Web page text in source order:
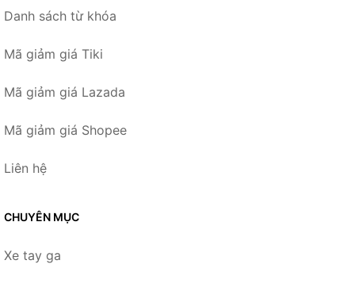
Danh sách từ khóa
Mã giảm giá Tiki
Mã giảm giá Lazada
Mã giảm giá Shopee
Liên hệ
CHUYÊN MỤC
Xe tay ga